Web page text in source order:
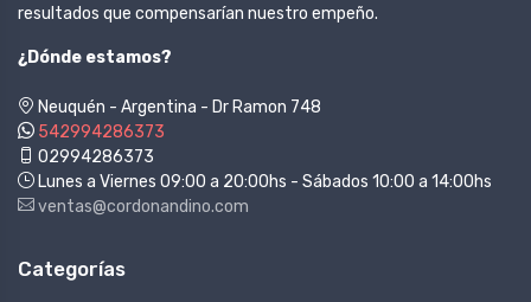
resultados que compensarían nuestro empeño.
¿Dónde estamos?
Neuquén - Argentina - Dr Ramon 748
542994286373
02994286373
Lunes a Viernes 09:00 a 20:00hs - Sábados 10:00 a 14:00hs
ventas@cordonandino.com
Categorías